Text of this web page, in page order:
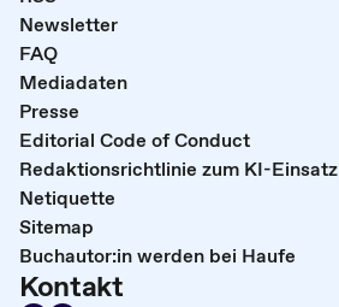
Newsletter
FAQ
Mediadaten
Presse
Editorial Code of Conduct
Redaktionsrichtlinie zum KI-Einsatz
Netiquette
Sitemap
Buchautor:in werden bei Haufe
Kontakt